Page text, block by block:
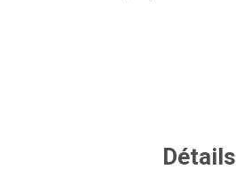
Détails